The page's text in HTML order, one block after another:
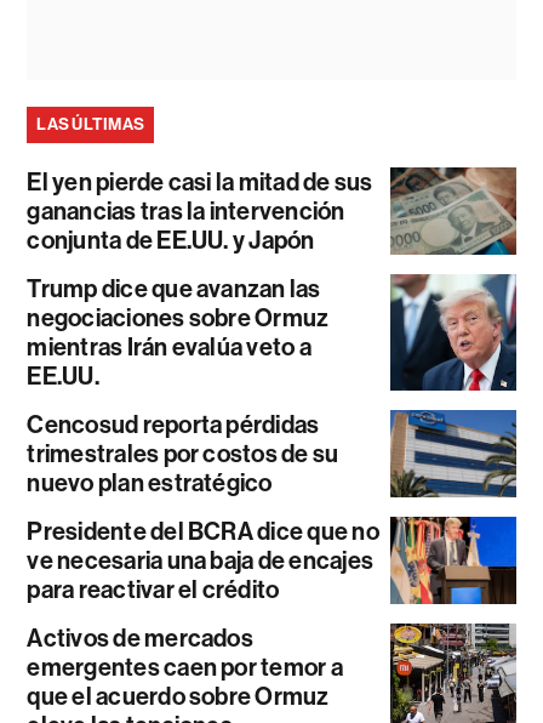
LAS ÚLTIMAS
El yen pierde casi la mitad de sus
ganancias tras la intervención
conjunta de EE.UU. y Japón
Trump dice que avanzan las
negociaciones sobre Ormuz
mientras Irán evalúa veto a
EE.UU.
Cencosud reporta pérdidas
trimestrales por costos de su
nuevo plan estratégico
Presidente del BCRA dice que no
ve necesaria una baja de encajes
para reactivar el crédito
Activos de mercados
emergentes caen por temor a
que el acuerdo sobre Ormuz